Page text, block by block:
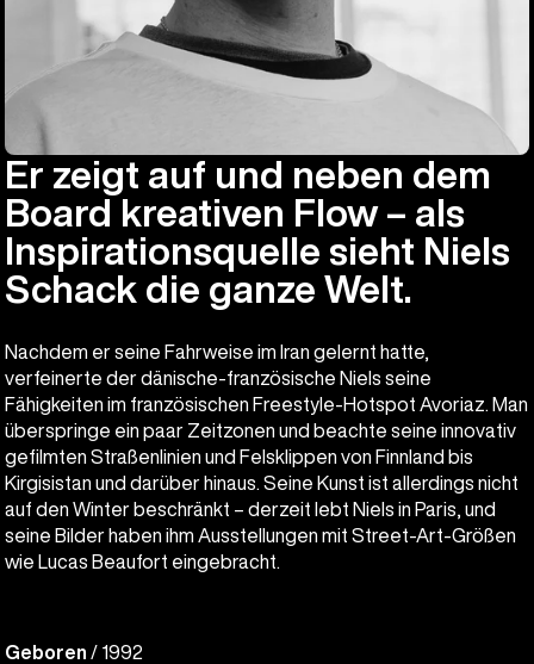
Er zeigt auf und neben dem
Board kreativen Flow – als
Inspirationsquelle sieht Niels
Schack die ganze Welt.
Nachdem er seine Fahrweise im Iran gelernt hatte,
verfeinerte der dänische-französische Niels seine
Fähigkeiten im französischen Freestyle-Hotspot Avoriaz. Man
überspringe ein paar Zeitzonen und beachte seine innovativ
gefilmten Straßenlinien und Felsklippen von Finnland bis
Kirgisistan und darüber hinaus. Seine Kunst ist allerdings nicht
auf den Winter beschränkt – derzeit lebt Niels in Paris, und
seine Bilder haben ihm Ausstellungen mit Street-Art-Größen
wie Lucas Beaufort eingebracht.
Geboren / 1992